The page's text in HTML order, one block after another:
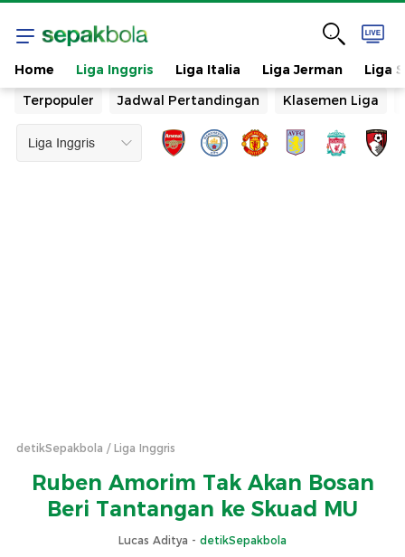
Home Liga Inggris Liga Italia Liga Jerman
Liga
Terpopuler
Jadwal Pertandingan Klasemen Liga
detikSepakbola Liga Inggris
Ruben Amorim Tak Akan Bosan
Beri Tantangan ke Skuad MU
Lucas Aditya - detikSepakbola